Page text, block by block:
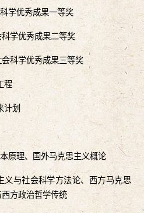
学优秀成果一等奖
学优秀成果二等奖
科学优秀成果三等奖
程
计划
原理、国外马克思主义概论
义与社会科学方法论、西方马克思
方政治哲学传统